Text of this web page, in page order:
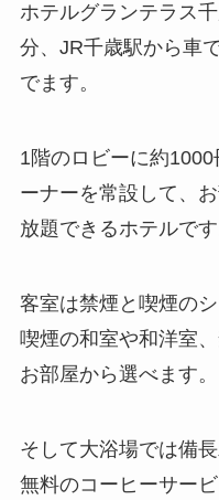
ホテルグランテラス
分、JR千歳駅から車
でます。
1階のロビーに約
ーナーを常設して、
放題できるホテルです
客室は禁煙と喫煙の
喫煙の和室や和洋室
お部屋から選べます。
そして大浴場では備
無料のコーヒーサー